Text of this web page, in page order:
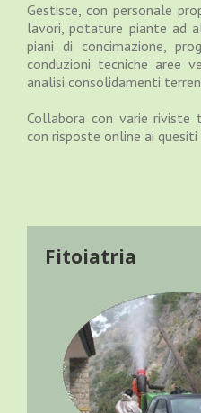
Gestisce, con personale
lavori, potature piante ad
piani di concimazione,
conduzioni tecniche aree
analisi consolidamenti
Collabora con varie riviste
con risposte online ai
Fitoiatria